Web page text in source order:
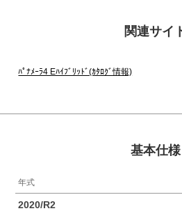
関連サイ
ﾊﾟﾅﾒｰﾗ4 Eﾊｲﾌﾞﾘｯﾄﾞ(ｶﾀﾛｸﾞ情報)
基本仕様
年式
2020/R2